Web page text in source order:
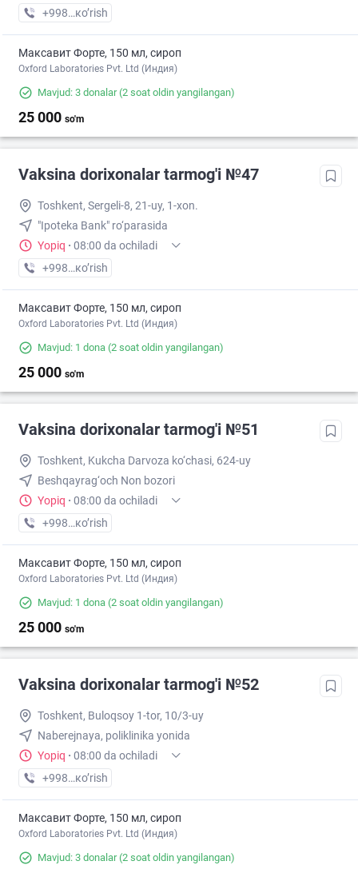
+998 (77) XXX-XX-XX
кo’rish
Максавит Форте, 150 мл, сироп
Oxford Laboratories Pvt. Ltd (Индия)
Mavjud: 3 donalar(2 soat oldin yangilangan)
25 000 so'm
Vaksina dorixonalar tarmog'i №47
Toshkent, Sergeli-8, 21-uy, 1-xon.
"Ipoteka Bank" ro‘parasida
Yopiq · 08:00 da ochiladi
+998 (77) XXX-XX-XX
кo’rish
Максавит Форте, 150 мл, сироп
Oxford Laboratories Pvt. Ltd (Индия)
Mavjud: 1 dona (2 soat oldin yangilangan)
25 000 so'm
Vaksina dorixonalar tarmog'i №51
Toshkent, Kukcha Darvoza ko‘chasi, 624-uy
Beshqayrag‘och Non bozori
Yopiq · 08:00 da ochiladi
+998 (77) XXX-XX-XX
кo’rish
Максавит Форте, 150 мл, сироп
Oxford Laboratories Pvt. Ltd (Индия)
Mavjud: 1 dona (2 soat oldin yangilangan)
25 000 so'm
Vaksina dorixonalar tarmog'i №52
Toshkent, Buloqsoy 1-tor, 10/3-uy
Naberejnaya, poliklinika yonida
Yopiq · 08:00 da ochiladi
+998 (77) XXX-XX-XX
кo’rish
Максавит Форте, 150 мл, сироп
Oxford Laboratories Pvt. Ltd (Индия)
Mavjud: 3 donalar(2 soat oldin yangilangan)